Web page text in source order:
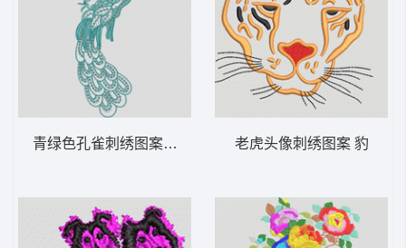
青绿色孔雀刺绣图案 孔雀 老虎头像刺绣图案 豹